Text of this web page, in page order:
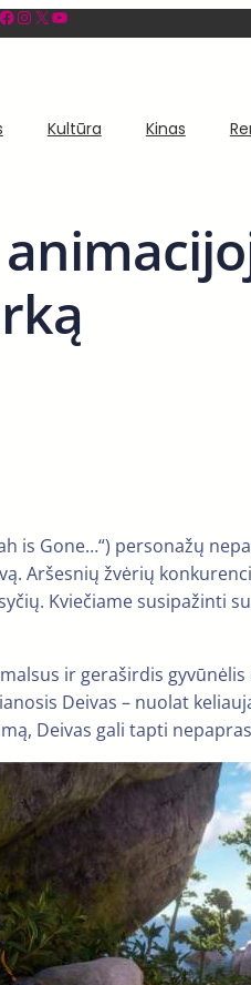
InstagramX YouTube
Kultūra Kinas
is Gone…“) personažų
Aršesnių žvėrių
Kviečiame susipažinti
ir geraširdis
Deivas – nuolat
Deivas gali tapti